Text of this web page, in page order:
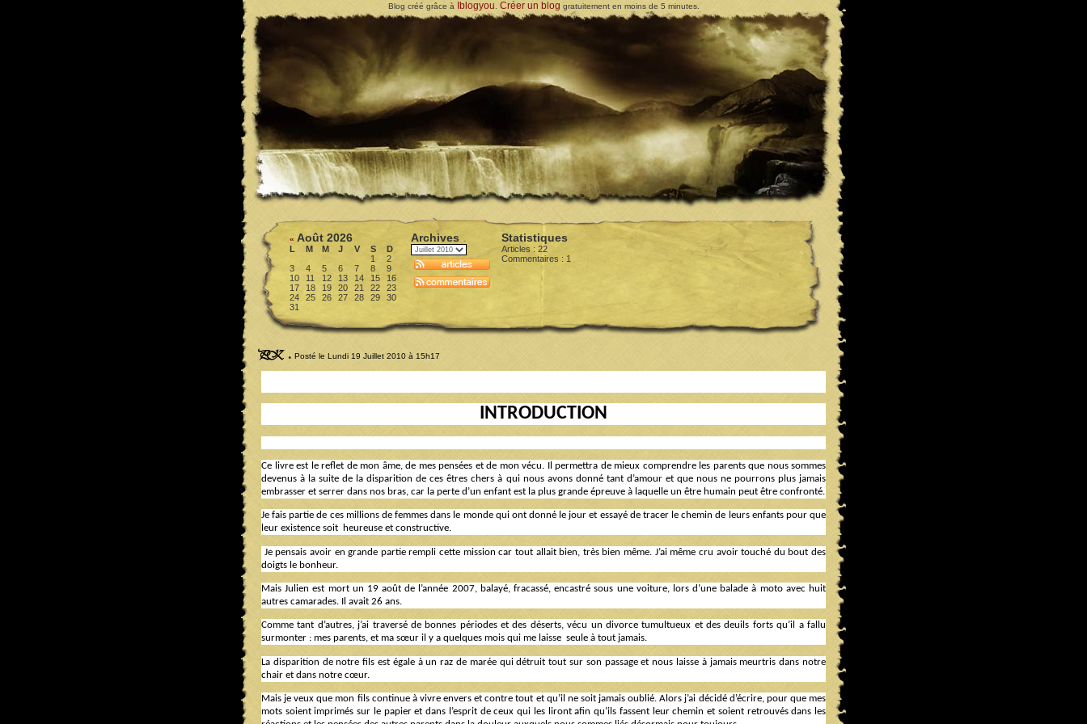
Blog créé grâce à Iblogyou Créer un blog gratuitement en moins de 5 minutes.
« Août 2026
L M M J V S
D
1
2
3
4 5 6 7 8
9
10
11 12 13 14 15
16
17
18 19 20 21 22
23
24
25 26 27 28 29
30
31
Archives Statistiques
Articles : 22
Commentaires : 1
. Posté le Lundi 19 Juillet 2010 à 15h17
INTRODUCTION
Ce livre est le reflet de mon âme, de mes pensées et de mon vécu. Il permettra de mieux comprendre les parents que nous sommes
devenus à la suite de la disparition de ces êtres chers à qui nous avons donné tant d’amour et que nous ne pourrons plus jamais
embrasser et serrer dans nos bras, car la perte d’un enfant est la plus grande épreuve à laquelle un être humain peut être confronté.
Je fais partie de ces millions de femmes dans le monde qui ont donné le jour et essayé de tracer le chemin de leurs enfants pour que
leur existence soit
heureuse et constructive.
Je pensais avoir en grande partie rempli cette mission car tout allait bien, très bien même. J’ai même cru avoir touché du bout des
doigts le bonheur.
Mais Julien est mort un 19 août de l’année 2007, balayé, fracassé, encastré sous une voiture, lors d’une balade à moto avec huit
autres camarades. Il avait 26 ans.
Comme tant d’autres, j’ai traversé de bonnes périodes et des déserts, vécu un divorce tumultueux et des deuils forts qu’il a fallu
surmonter : mes parents, et ma sœur il y a quelques mois qui me laisse seule à tout jamais.
La disparition de notre fils est égale à un raz de marée qui détruit tout sur son passage et nous laisse à jamais meurtris dans notre
chair et dans notre cœur.
Mais je veux que mon fils continue à vivre envers et contre tout et qu’il ne soit jamais oublié. Alors j’ai décidé d’écrire, pour que mes
mots soient imprimés sur le papier et dans l’esprit de ceux qui les liront afin qu’ils fassent leur chemin et soient retrouvés dans les